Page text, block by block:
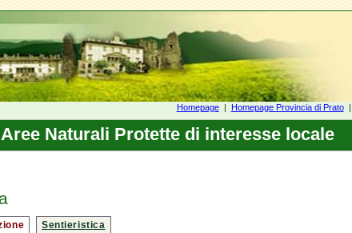
Homepage| Homepage Provincia di Prato|
Aree Naturali Protette di interesse locale
Sentieristica